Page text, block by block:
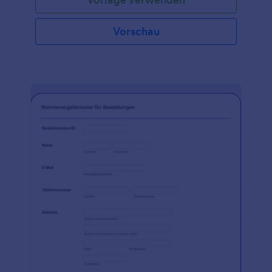
Vorschau